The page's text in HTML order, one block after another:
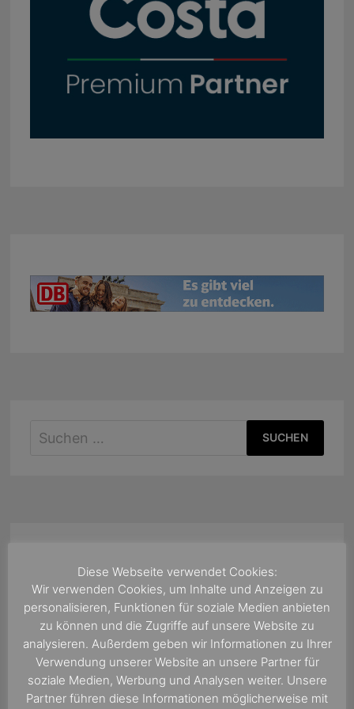
Suchen
Diese Webseite verwendet Cookies:
Wir verwenden Cookies, um Inhalte und Anzeigen zu
personalisieren, Funktionen für soziale Medien anbieten
zu können und die Zugriffe auf unsere Website zu
analysieren. Außerdem geben wir Informationen zu Ihrer
Verwendung unserer Website an unsere Partner für
soziale Medien, Werbung und Analysen weiter. Unsere
Partner führen diese Informationen möglicherweise mit